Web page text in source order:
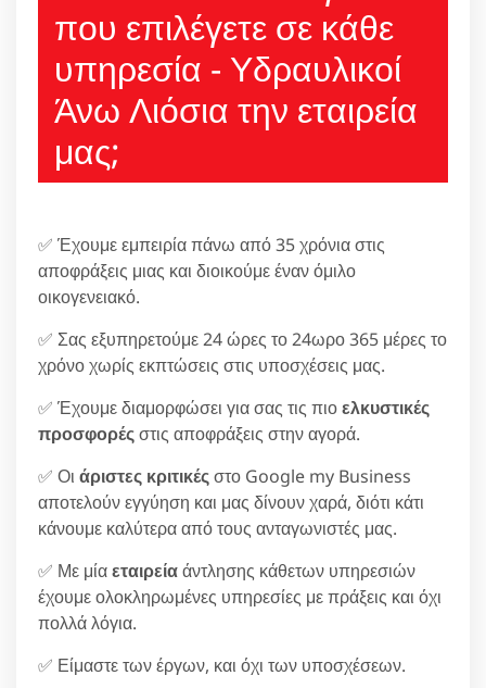
που επιλέγετε σε κάθε
υπηρεσία - Υδραυλικοί
Άνω Λιόσια την εταιρεία
μας;
✅ Έχουμε εμπειρία πάνω από 35 χρόνια στις
αποφράξεις μιας και διοικούμε έναν όμιλο
οικογενειακό.
✅ Σας εξυπηρετούμε 24 ώρες το 24ωρο 365 μέρες το
χρόνο χωρίς εκπτώσεις στις υποσχέσεις μας.
✅ Έχουμε διαμορφώσει για σας τις πιοελκυστικές
προσφορέςστις αποφράξεις στην αγορά.
✅ Οι άριστες κριτικέςστο Google my Business
αποτελούν εγγύηση και μας δίνουν χαρά, διότι κάτι
κάνουμε καλύτερα από τους ανταγωνιστές μας.
✅ Με μίαεταιρείαάντλησης κάθετων υπηρεσιών
έχουμε ολοκληρωμένες υπηρεσίες με πράξεις και όχι
πολλά λόγια.
✅ Είμαστε των έργων, και όχι των υποσχέσεων.